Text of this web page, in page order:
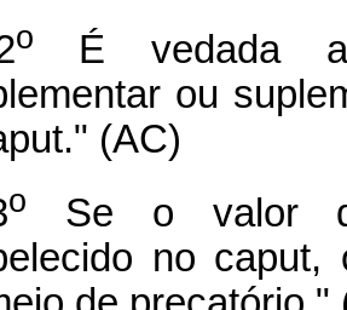
o
É vedada a
ou
(AC)
o
Se o valor
no caput,